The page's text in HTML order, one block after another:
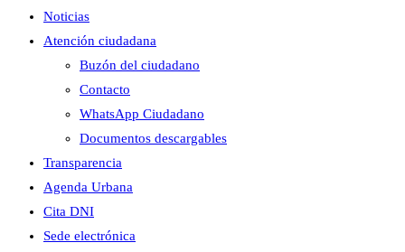
Noticias
Atención ciudadana
Buzón del ciudadano
Contacto
WhatsApp Ciudadano
Documentos descargables
Transparencia
Agenda Urbana
Cita DNI
Sede electrónica